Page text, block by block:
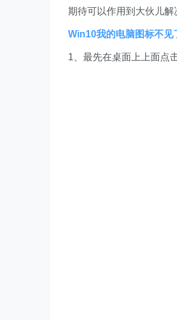
期待可以作用到大伙儿解
Win10我的电脑图标不见
1、最先在桌面上上面点